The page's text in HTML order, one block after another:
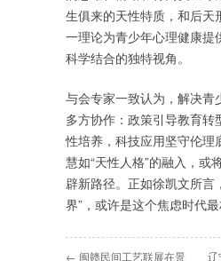
生俱来的天性特质，和后天
一理论为青少年心理健康提
科学结合的独特视角。
与会专家一致认为，解决青
多方协作：政策引导教育转
性培养，科技应用坚守伦理
慧如“天性人格”的融入，或
辟新路径。正如徐凯文所言
界”，或许是这个焦虑时代最
← 闽赣民间工艺联展在景 辽